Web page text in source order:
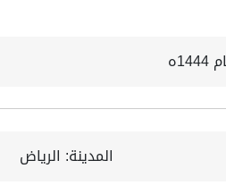
المدينة: الرياض